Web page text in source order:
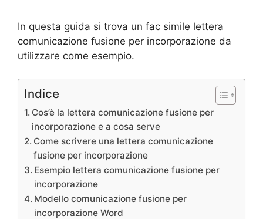
In questa guida si trova un fac simile lettera
comunicazione fusione per incorporazione da
utilizzare come esempio.
Indice
Cos’è la lettera comunicazione fusione per
incorporazione e a cosa serve
Come scrivere una lettera comunicazione
fusione per incorporazione
Esempio lettera comunicazione fusione per
incorporazione
Modello comunicazione fusione per
incorporazione Word